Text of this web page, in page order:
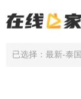
已选择：最新-泰